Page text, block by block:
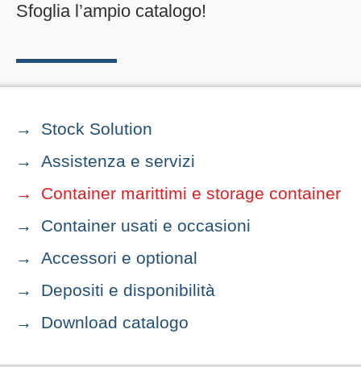
Sfoglia l’ampio catalogo!
Stock Solution
Assistenza e servizi
Container marittimi e storage container
Container usati e occasioni
Accessori e optional
Depositi e disponibilità
Download catalogo